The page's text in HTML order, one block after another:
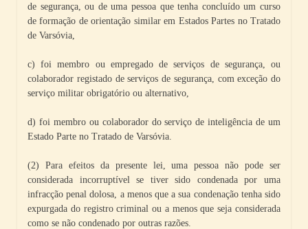
de segurança, ou de uma pessoa que tenha concluído um curso
de formação de orientação similar em Estados Partes no Tratado
de Varsóvia,
c) foi membro ou empregado de serviços de segurança, ou
colaborador registado de serviços de segurança, com exceção do
serviço militar obrigatório ou alternativo,
d) foi membro ou colaborador do serviço de inteligência de um
Estado Parte no Tratado de Varsóvia.
(2) Para efeitos da presente lei, uma pessoa não pode ser
considerada incorruptível se tiver sido condenada por uma
infracção penal dolosa, a menos que a sua condenação tenha sido
expurgada do registro criminal ou a menos que seja considerada
como se não condenado por outras razões.